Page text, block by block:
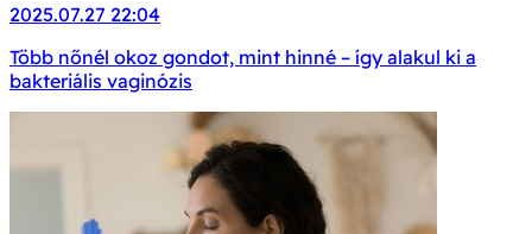
2025.07.27 22:04
Több nőnél okoz gondot, mint hinné – így alakul ki a
bakteriális vaginózis